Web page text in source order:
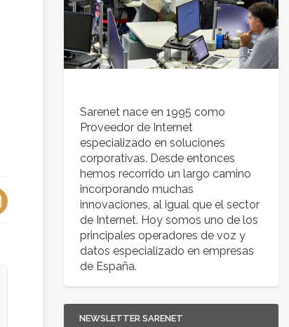
Sarenet nace en 1995 como
Proveedor de Internet
especializado en soluciones
corporativas. Desde entonces
hemos recorrido un largo camino
incorporando muchas
innovaciones, al igual que el sector
de Internet. Hoy somos uno de los
principales operadores de voz y
datos especializado en empresas
de España.
NEWSLETTER SARENET